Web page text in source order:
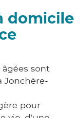
domicile
âgées sont
Jonchère-
pour